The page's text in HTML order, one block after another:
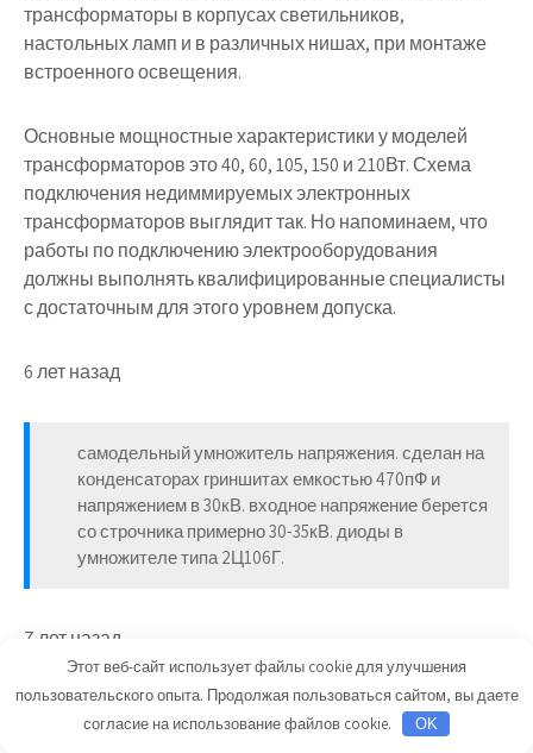
трансформаторы в корпусах светильников,
настольных ламп и в различных нишах, при монтаже
встроенного освещения.
Основные мощностные характеристики у моделей
трансформаторов это 40, 60, 105, 150 и 210Вт. Схема
подключения недиммируемых электронных
трансформаторов выглядит так. Но напоминаем, что
работы по подключению электрооборудования
должны выполнять квалифицированные специалисты
с достаточным для этого уровнем допуска.
6 лет назад
самодельный умножитель напряжения. сделан на
конденсаторах гриншитах емкостью 470пФ и
напряжением в 30кВ. входное напряжение берется
со строчника примерно 30-35кВ. диоды в
умножителе типа 2Ц106Г.
7 лет назад
Нам в цепкие лапы попался сей чудо прибор который
по заверениям продавцов должен экономить до 30%
Этот веб-сайт использует файлы cookie для улучшения
пользовательского опыта. Продолжая пользоваться сайтом, вы даете
согласие на использование файлов cookie.
OK